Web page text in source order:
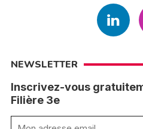
NEWSLETTER
Inscrivez-vous
Filière 3e